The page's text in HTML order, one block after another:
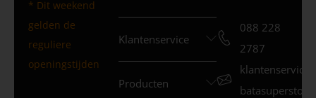
* Dit weekend
gelden de
reguliere
openingstijden
Klantenservice
Producten
088 228
2787